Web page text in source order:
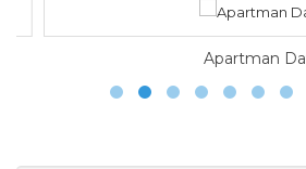
Apartman David